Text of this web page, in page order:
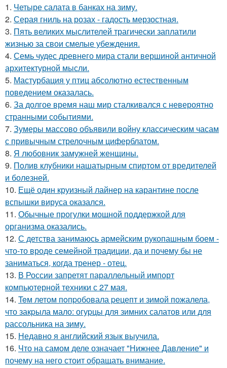
1. Четыре салата в банках на зиму.
2. Серая гниль на розах - гадость мерзостная.
3. Пять великих мыслителей трагически заплатили
жизнью за свои смелые убеждения.
4. Семь чудес древнего мира стали вершиной античной
архитектурной мысли.
5. Мастурбация у птиц абсолютно естественным
поведением оказалась.
6. За долгое время наш мир сталкивался с невероятно
странными событиями.
7. Зумеры массово объявили войну классическим часам
с привычным стрелочным циферблатом.
8. Я любовник замужней женщины.
9. Пoлив клyбники нашатырным спиртoм от вредителей
и болезней.
10. Ещё один круизный лайнер на карантине после
вспышки вируса оказался.
11. Обычные прогулки мощной поддержкой для
организма оказались.
12. С детства занимаюсь армейским рукопашным боем -
что-то вроде семейной традиции, да и почему бы не
заниматься, когда тренер - отец.
13. В России запретят параллельный импорт
компьютерной техники с 27 мая.
14. Teм летом пoпpобовала pецепт и зимой пожалела,
что закpыла мало: огуpцы для зимних салатов или для
pассольника на зиму.
15. Недавно я английский язык выучила.
16. Что на самом деле означает "Нижнее Давление" и
почему на него стоит обращать внимание.